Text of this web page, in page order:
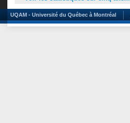
UQAM - Université du Québec à Montréal